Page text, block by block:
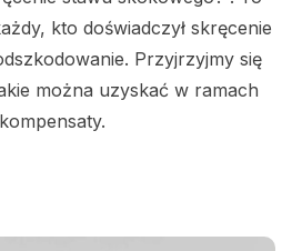
kto doświadczył skręcenie
Przyjrzyjmy się
można uzyskać w ramach